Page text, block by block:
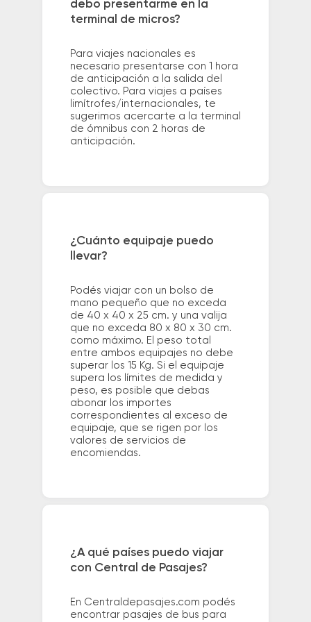
debo presentarme en la
terminal de micros?
Para viajes nacionales es
necesario presentarse con 1 hora
de anticipación a la salida del
colectivo. Para viajes a países
limítrofes/internacionales, te
sugerimos acercarte a la terminal
de ómnibus con 2 horas de
anticipación.
¿Cuánto equipaje puedo
llevar?
Podés viajar con un bolso de
mano pequeño que no exceda
de 40 x 40 x 25 cm. y una valija
que no exceda 80 x 80 x 30 cm.
como máximo. El peso total
entre ambos equipajes no debe
superar los 15 Kg. Si el equipaje
supera los límites de medida y
peso, es posible que debas
abonar los importes
correspondientes al exceso de
equipaje, que se rigen por los
valores de servicios de
encomiendas.
¿A qué países puedo viajar
con Central de Pasajes?
En Centraldepasajes.com podés
encontrar pasajes de bus para